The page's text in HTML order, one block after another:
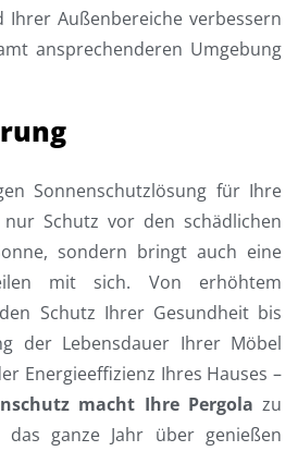
Ihrer Außenbereiche verbessern
ansprechenderen Umgebung
Sonnenschutzlösung für Ihre
Schutz vor den schädlichen
sondern bringt auch eine
mit sich. Von erhöhtem
Schutz Ihrer Gesundheit bis
der Lebensdauer Ihrer Möbel
Energieeffizienz Ihres Hauses –
macht Ihre Pergola zu
ganze Jahr über genießen